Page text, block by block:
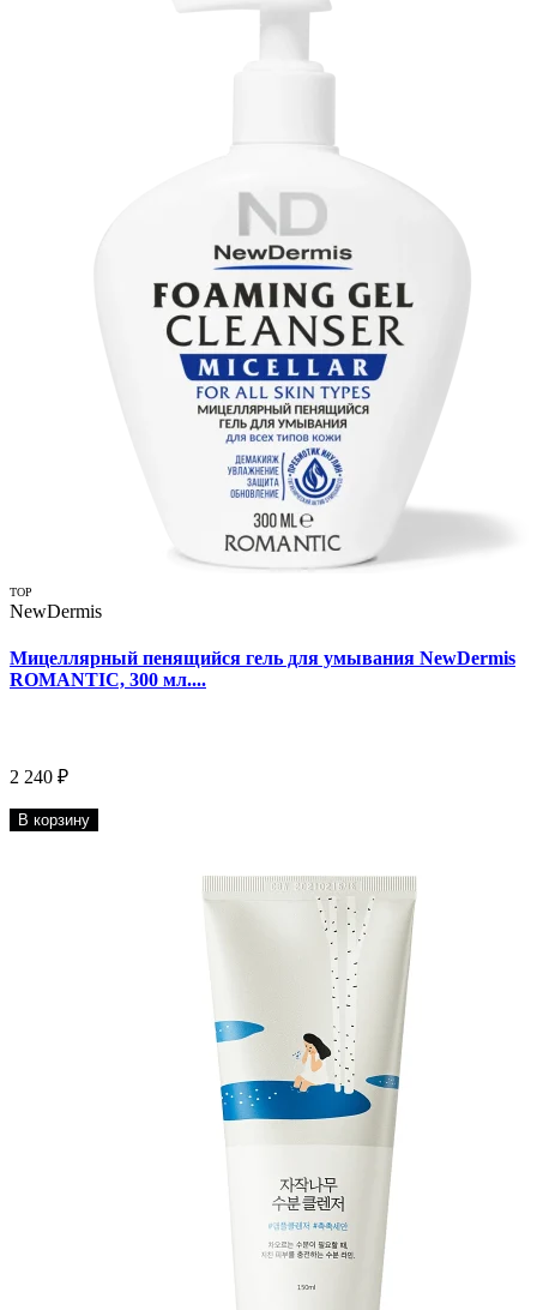
TOP
NewDermis
Мицеллярный пенящийся гель для умывания NewDermis
ROMANTIC, 300 мл....
2 240 ₽
В корзину